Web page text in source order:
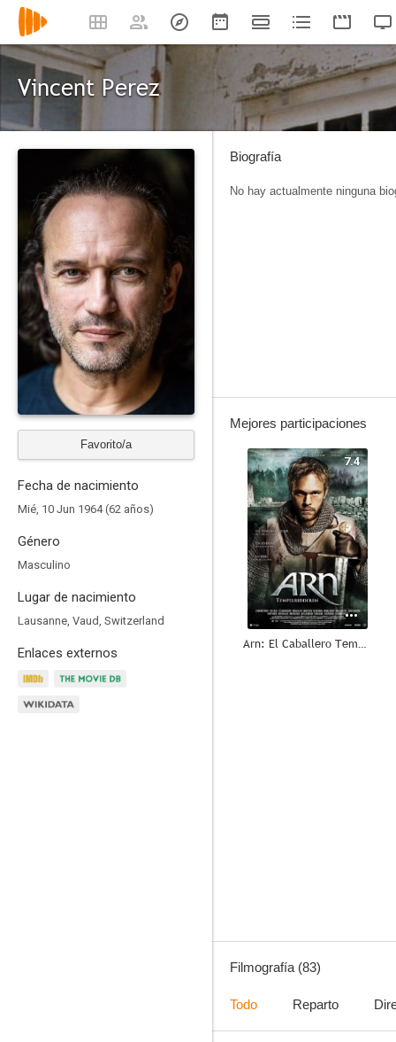
Vincent Perez
Favorito/a
Fecha de nacimiento
Mié, 10 Jun 1964 (62 años)
Género
Masculino
Lugar de nacimiento
Lausanne, Vaud, Switzerland
Enlaces externos
Biografía
No hay actualmente ninguna
Mejores participaciones
7.4
Arn: El Caballero Templario
Filmografía (83)
Todo Reparto